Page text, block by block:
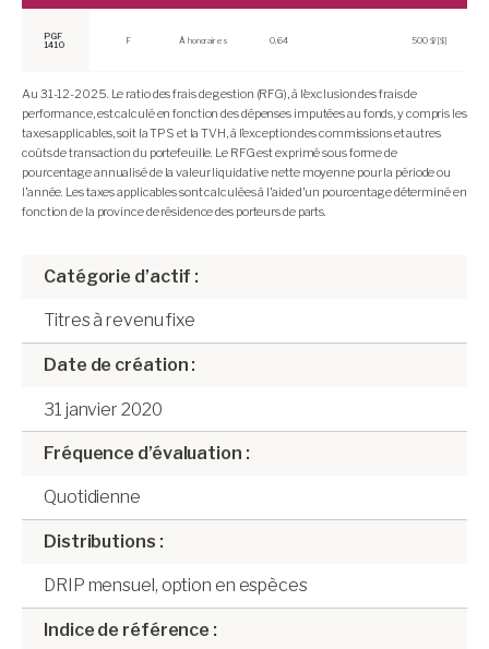
PGF
1410
F À honoraires 0,64 500 $/[$]
Au 31-12-2025. Le ratio des frais de gestion (RFG), à l’exclusion des frais de
performance, est calculé en fonction des dépenses imputées au fonds, y compris les
taxes applicables, soit la TPS et la TVH, à l’exception des commissions et autres
coûts de transaction du portefeuille. Le RFG est exprimé sous forme de
pourcentage annualisé de la valeur liquidative nette moyenne pour la période ou
l’année. Les taxes applicables sont calculées à l’aide d’un pourcentage déterminé en
fonction de la province de résidence des porteurs de parts.
Catégorie d’actif :
Titres à revenu fixe
Date de création :
31 janvier 2020
Fréquence d’évaluation :
Quotidienne
Distributions :
DRIP mensuel, option en espèces
Indice de référence :